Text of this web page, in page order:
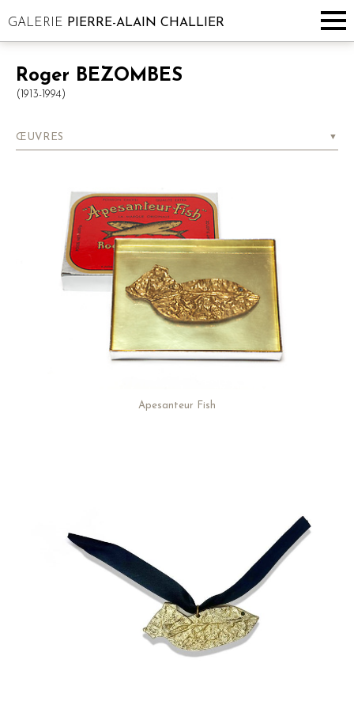
GALERIE PIERRE-ALAIN CHALLIER
Roger BEZOMBES
(1913-1994)
ŒUVRES ▼
Apesanteur Fish